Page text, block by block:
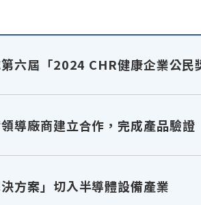
六屆「2024 CHR健康企業公民
導廠商建立合作，完成產品驗證
方案」切入半導體設備產業